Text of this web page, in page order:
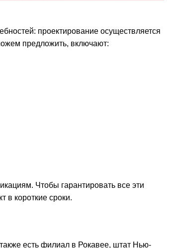
проектирование осуществляется
предложить, включают:
Чтобы гарантировать все эти
в короткие сроки.
есть филиал в Рокавее, штат Нью-